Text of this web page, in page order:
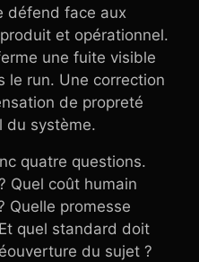
défend face aux
et opérationnel.
une fuite visible
le run. Une correction
de propreté
du système.
quatre questions.
Quel coût humain
Quelle promesse
quel standard doit
du sujet ?